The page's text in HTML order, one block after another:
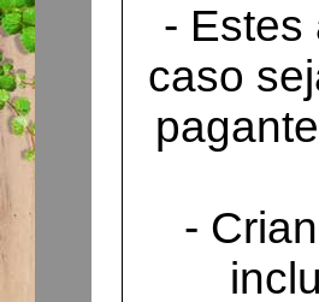
- Estes
caso
-